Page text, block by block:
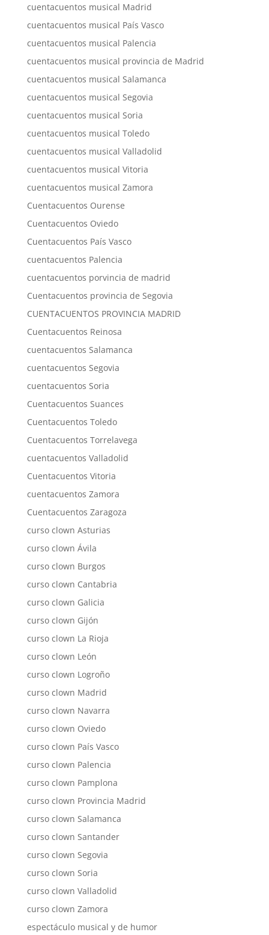
cuentacuentos musical Madrid
cuentacuentos musical País Vasco
cuentacuentos musical Palencia
cuentacuentos musical provincia de Madrid
cuentacuentos musical Salamanca
cuentacuentos musical Segovia
cuentacuentos musical Soria
cuentacuentos musical Toledo
cuentacuentos musical Valladolid
cuentacuentos musical Vitoria
cuentacuentos musical Zamora
Cuentacuentos Ourense
Cuentacuentos Oviedo
Cuentacuentos País Vasco
cuentacuentos Palencia
cuentacuentos porvincia de madrid
Cuentacuentos provincia de Segovia
CUENTACUENTOS PROVINCIA MADRID
Cuentacuentos Reinosa
cuentacuentos Salamanca
cuentacuentos Segovia
cuentacuentos Soria
Cuentacuentos Suances
Cuentacuentos Toledo
Cuentacuentos Torrelavega
cuentacuentos Valladolid
Cuentacuentos Vitoria
cuentacuentos Zamora
Cuentacuentos Zaragoza
curso clown Asturias
curso clown Ávila
curso clown Burgos
curso clown Cantabria
curso clown Galicia
curso clown Gijón
curso clown La Rioja
curso clown León
curso clown Logroño
curso clown Madrid
curso clown Navarra
curso clown Oviedo
curso clown País Vasco
curso clown Palencia
curso clown Pamplona
curso clown Provincia Madrid
curso clown Salamanca
curso clown Santander
curso clown Segovia
curso clown Soria
curso clown Valladolid
curso clown Zamora
espectáculo musical y de humor